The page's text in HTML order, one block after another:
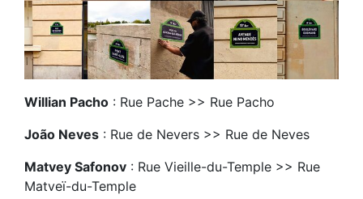
Willian Pacho : Rue Pache >> Rue Pacho
João Neves : Rue de Nevers >> Rue de Neves
Matvey Safonov : Rue Vieille-du-Temple >> Rue
Matveï-du-Temple